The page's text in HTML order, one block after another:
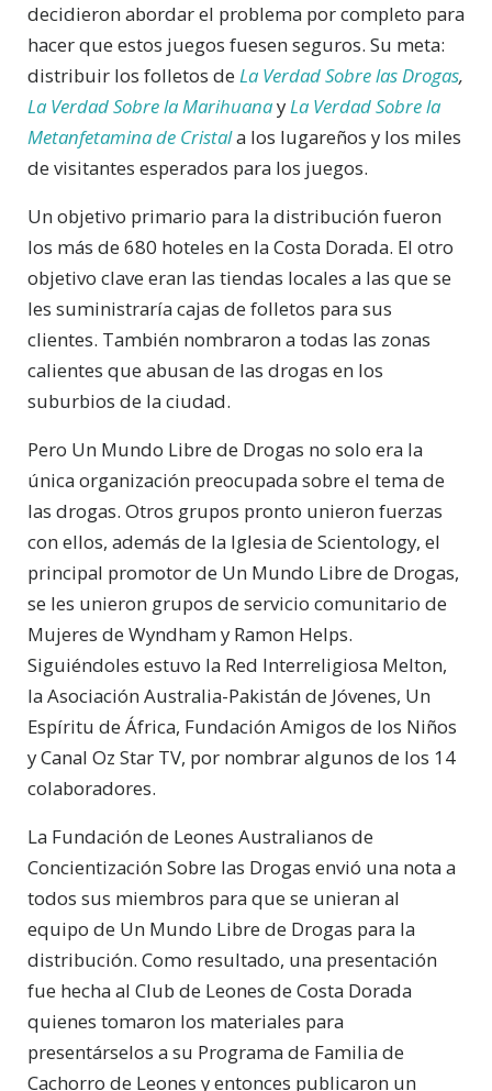
decidieron abordar el problema por completo para
hacer que estos juegos fuesen seguros. Su meta:
distribuir los folletos de La Verdad Sobre las Drogas,
La Verdad Sobre la MarihuanayLa Verdad Sobre la
Metanfetamina de Cristala los lugareños y los miles
de visitantes esperados para los juegos.
Un objetivo primario para la distribución fueron
los más de 680 hoteles en la Costa Dorada. El otro
objetivo clave eran las tiendas locales a las que se
les suministraría cajas de folletos para sus
clientes. También nombraron a todas las zonas
calientes que abusan de las drogas en los
suburbios de la ciudad.
Pero Un Mundo Libre de Drogas no solo era la
única organización preocupada sobre el tema de
las drogas. Otros grupos pronto unieron fuerzas
con ellos, además de la Iglesia de Scientology, el
principal promotor de Un Mundo Libre de Drogas,
se les unieron grupos de servicio comunitario de
Mujeres de Wyndham y Ramon Helps.
Siguiéndoles estuvo la Red Interreligiosa Melton,
la Asociación Australia-Pakistán de Jóvenes, Un
Espíritu de África, Fundación Amigos de los Niños
y Canal Oz Star TV, por nombrar algunos de los 14
colaboradores.
La Fundación de Leones Australianos de
Concientización Sobre las Drogas envió una nota a
todos sus miembros para que se unieran al
equipo de Un Mundo Libre de Drogas para la
distribución. Como resultado, una presentación
fue hecha al Club de Leones de Costa Dorada
quienes tomaron los materiales para
presentárselos a su Programa de Familia de
Cachorro de Leones y entonces publicaron un